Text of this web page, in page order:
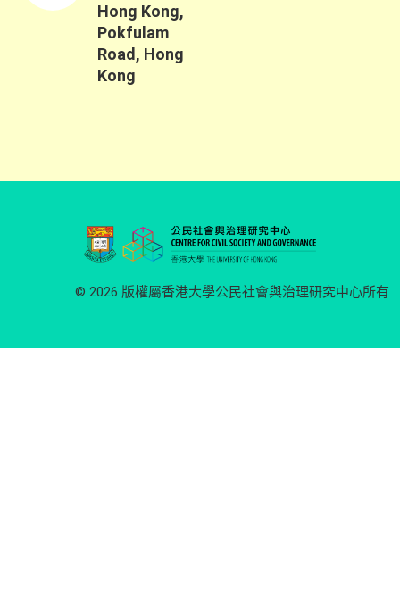
Hong Kong,
Pokfulam
Road, Hong
Kong
© 2026 版權屬香港大學公民社會與治理研究中心所有